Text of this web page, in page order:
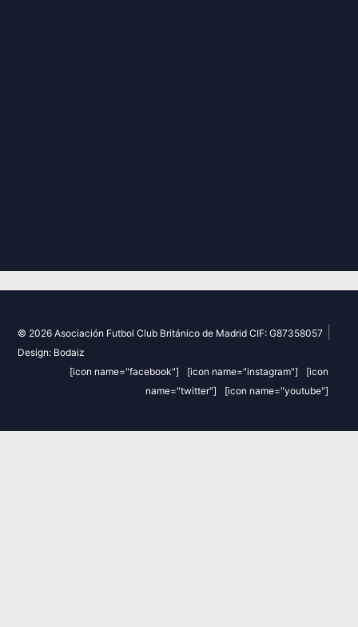
© 2026 Asociación Futbol Club Británico de Madrid CIF: G87358057
Design: Bodaiz
[icon name="facebook"]
[icon name="instagram"]
[icon
name="twitter"]
[icon name="youtube"]